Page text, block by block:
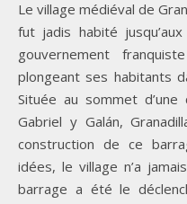
Le village médiéval de Granadilla, niché à l’est de l’Espagne,
fut jadis habité
gouvernement
plongeant ses habitants
Située au sommet
Gabriel y Galán,
construction de ce
idées, le village n’a
barrage a été le